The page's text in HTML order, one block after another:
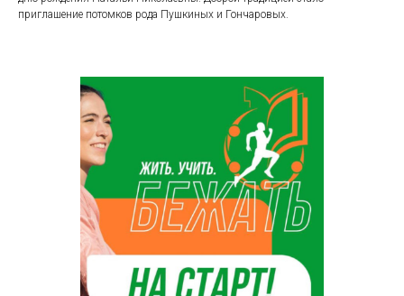
приглашение потомков рода Пушкиных и Гончаровых.